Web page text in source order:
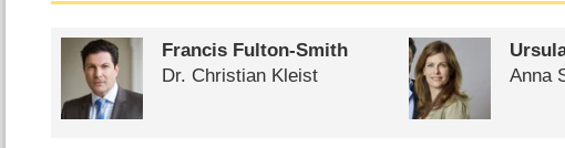
Francis Fulton-Smith
Dr. Christian Kleist
Anna